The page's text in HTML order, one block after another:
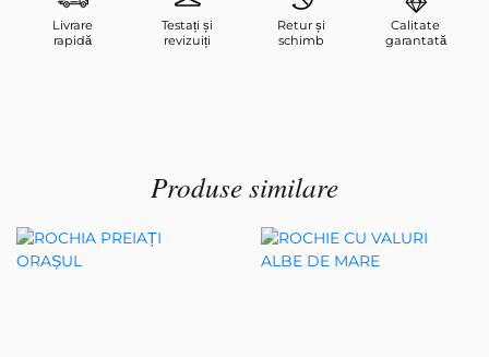
Livrare
rapidă
Testați și
revizuiți
Retur și
schimb
Calitate
garantată
Produse similare